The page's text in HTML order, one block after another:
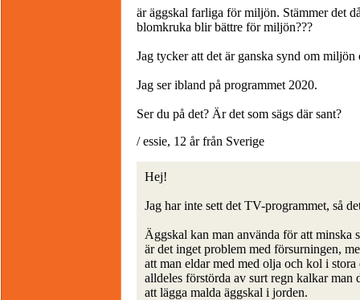
är äggskal farliga för miljön. Stämmer det
blomkruka blir bättre för miljön???
Jag tycker att det är ganska synd om
Jag ser ibland på programmet 2020.
Ser du på det? Är det som sägs där sant?
/ essie, 12 år från Sverige
Hej!
Jag har inte sett det TV-programmet, så
Äggskal kan man använda för att minska
är det inget problem med försurningen,
att man eldar med med olja och kol i
alldeles förstörda av surt regn kalkar
att lägga malda äggskal i jorden.